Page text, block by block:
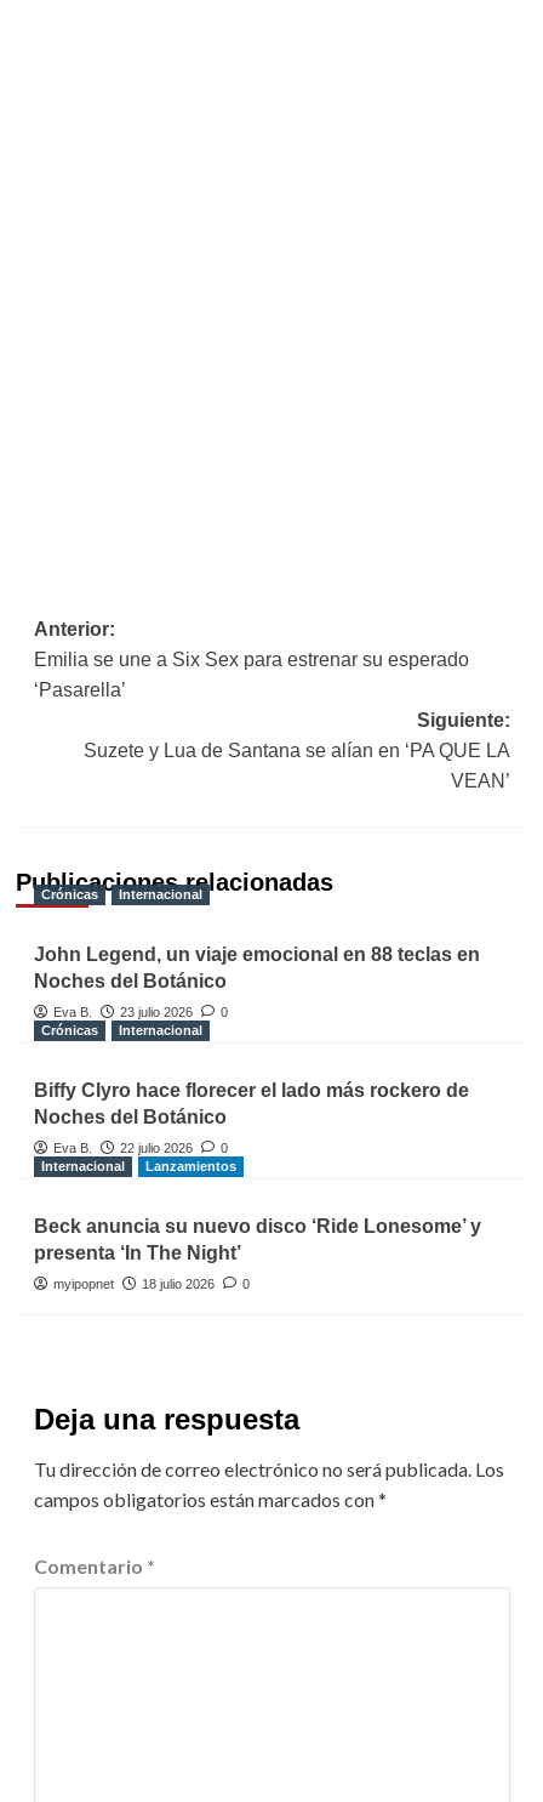
Navegación
de
Anterior:
Emilia se une a Six Sex para estrenar su esperado
‘Pasarella’
Siguiente:
Suzete y Lua de Santana se alían en ‘PA QUE LA
VEAN’
Publicaciones relacionadas
Crónicas Internacional
John Legend, un viaje emocional en 88 teclas en
Noches del Botánico
Eva B. 23 julio 2026
0
Crónicas
Internacional
Biffy Clyro hace florecer el lado más rockero de
Noches del Botánico
Eva B. 22 julio 2026
0
Internacional
Lanzamientos
Beck anuncia su nuevo disco ‘Ride Lonesome’ y
presenta ‘In The Night’
myipopnet 18 julio 2026 0
Deja una respuesta
Tu dirección de correo electrónico no será publicada. Los
campos obligatorios están marcados con*
Comentario *